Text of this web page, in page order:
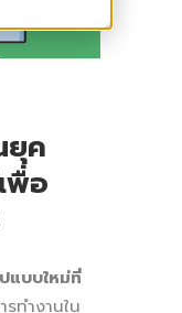
ยุค
พื่อ
แบบใหม่ที่
รทำงานใน